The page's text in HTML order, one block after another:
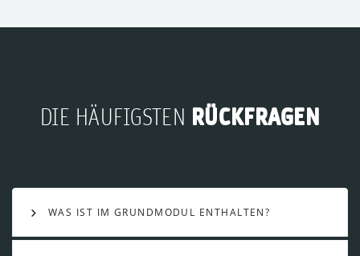
DIE HÄUFIGSTEN RÜCKFRAGEN
WAS IST IM GRUNDMODUL ENTHALTEN?